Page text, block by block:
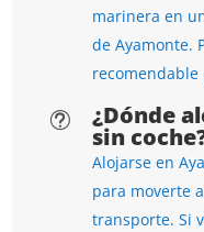
marinera en
de Ayamonte.
recomendable
t ¿Dónde
sin
Alojarse en
para moverte
transporte. Si